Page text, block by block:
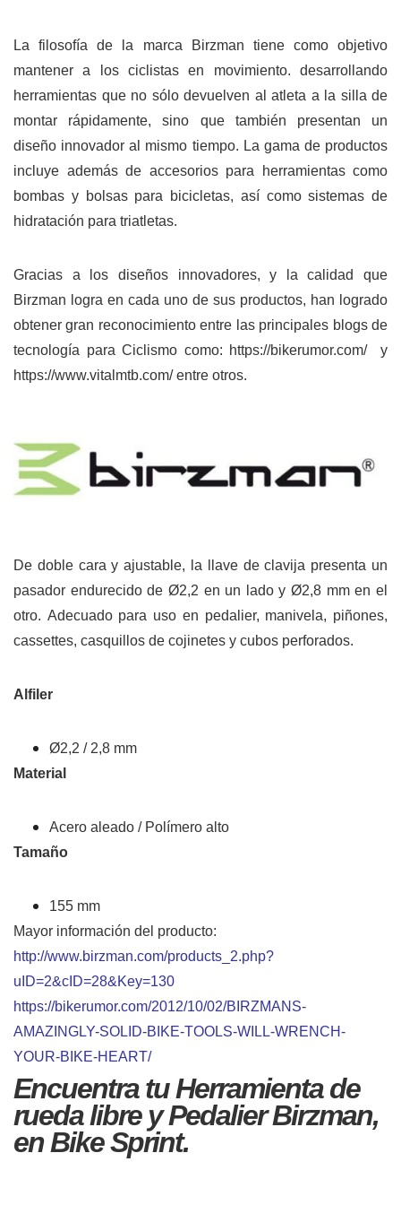
La filosofía de la marca Birzman tiene como objetivo
mantener a los ciclistas en movimiento. desarrollando
herramientas que no sólo devuelven al atleta a la silla de
montar rápidamente, sino que también presentan un
diseño innovador al mismo tiempo. La gama de productos
incluye además de accesorios para herramientas como
bombas y bolsas para bicicletas, así como sistemas de
hidratación para triatletas.
Gracias a los diseños innovadores, y la calidad que
Birzman logra en cada uno de sus productos, han logrado
obtener gran reconocimiento entre las principales blogs de
tecnología para Ciclismo como: https://bikerumor.com/
y
https://www.vitalmtb.com/entre otros.
De doble cara y ajustable, la llave de clavija presenta un
pasador endurecido de Ø2,2 en un lado y Ø2,8 mm en el
otro. Adecuado para uso en pedalier, manivela, piñones,
cassettes, casquillos de cojinetes y cubos perforados.
Alfiler
Ø2,2 / 2,8 mm
Material
Acero aleado / Polímero alto
Tamaño
155 mm
Mayor información del producto:
http://www.birzman.com/products_2.php?
uID=2&cID=28&Key=130
https://bikerumor.com/2012/10/02/BIRZMANS-
AMAZINGLY-SOLID-BIKE-TOOLS-WILL-WRENCH-
YOUR-BIKE-HEART/
Encuentra tu Herramienta de
rueda libre y Pedalier Birzman,
en Bike Sprint.